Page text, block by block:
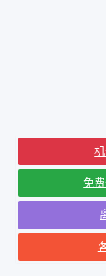
免